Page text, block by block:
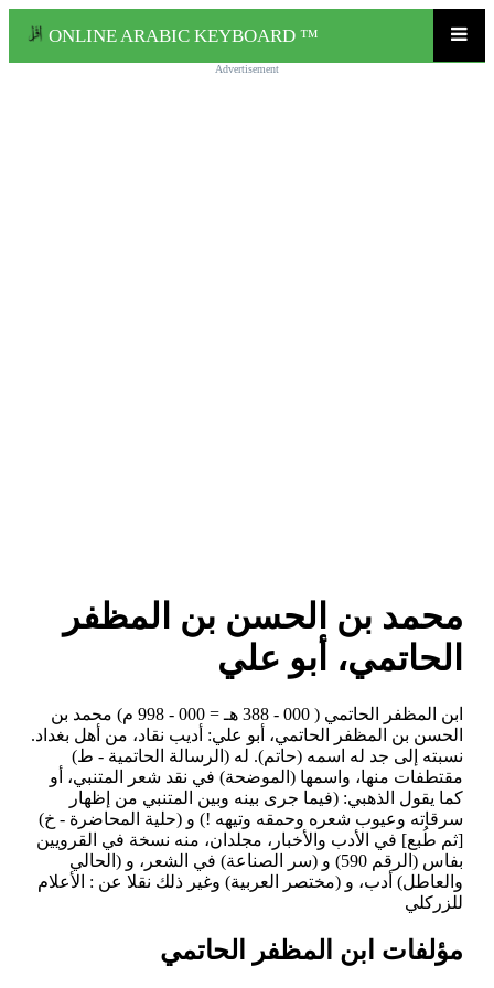
ONLINE ARABIC KEYBOARD ™
Advertisement
محمد بن الحسن بن المظفر
الحاتمي، أبو علي
ابن المظفر الحاتمي ( 000 - 388 هـ = 000 - 998 م) محمد بن
الحسن بن المظفر الحاتمي، أبو علي: أديب نقاد، من أهل بغداد.
نسبته إلى جد له اسمه (حاتم). له (الرسالة الحاتمية - ط)
مقتطفات منها، واسمها (الموضحة) في نقد شعر المتنبي، أو
كما يقول الذهبي: (فيما جرى بينه وبين المتنبي من إظهار
سرقاته وعيوب شعره وحمقه وتيهه !) و (حلية المحاضرة - خ)
[ثم طُبع] في الأدب والأخبار، مجلدان، منه نسخة في القرويين
بفاس (الرقم 590) و (سر الصناعة) في الشعر، و (الحالي
والعاطل) أدب، و (مختصر العربية) وغير ذلك نقلا عن : الأعلام
للزركلي
مؤلفات ابن المظفر الحاتمي